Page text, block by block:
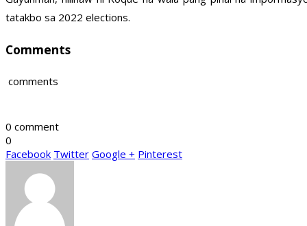
tatakbo sa 2022 elections.
Comments
comments
0 comment
0
Facebook Twitter Google + Pinterest